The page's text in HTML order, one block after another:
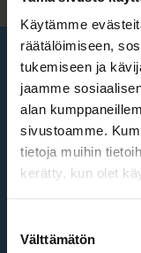
Käytämme
räätälöimiseen,
tukemiseen ja
jaamme
alan
sivustoamme.
tietoja muihin
kerätty, kun olet
valinta
Välttämätön